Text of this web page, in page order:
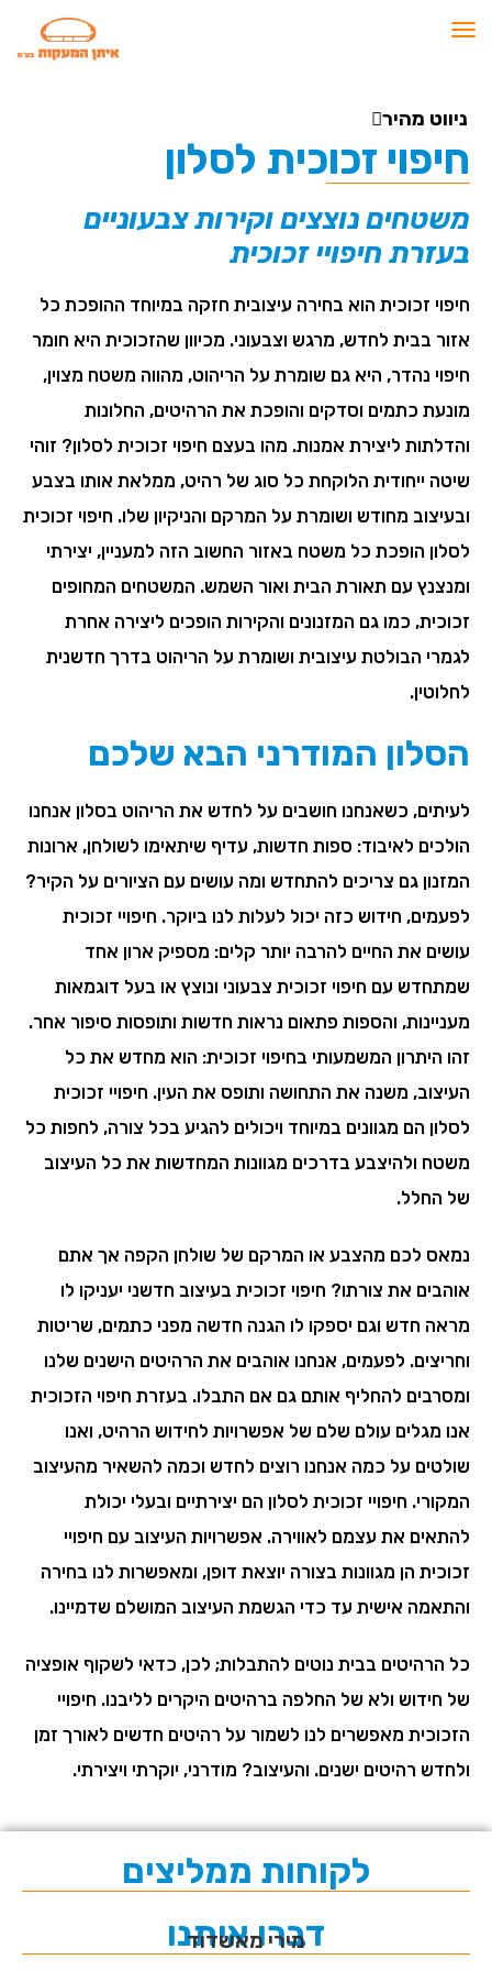
תפריט
ניווט מהיר
חיפוי זכוכית לסלון
משטחים נוצצים וקירות צבעוניים
בעזרת חיפויי זכוכית
חיפוי זכוכית הוא בחירה עיצובית חזקה במיוחד ההופכת כל
אזור בבית לחדש, מרגש וצבעוני. מכיוון שהזכוכית היא חומר
חיפוי נהדר, היא גם שומרת על הריהוט, מהווה משטח מצוין,
מונעת כתמים וסדקים והופכת את הרהיטים, החלונות
והדלתות ליצירת אמנות. מהו בעצם חיפוי זכוכית לסלון? זוהי
שיטה ייחודית הלוקחת כל סוג של רהיט, ממלאת אותו בצבע
ובעיצוב מחודש ושומרת על המרקם והניקיון שלו. חיפוי זכוכית
לסלון הופכת כל משטח באזור החשוב הזה למעניין, יצירתי
ומנצנץ עם תאורת הבית ואור השמש. המשטחים המחופים
זכוכית, כמו גם המזנונים והקירות הופכים ליצירה אחרת
לגמרי הבולטת עיצובית ושומרת על הריהוט בדרך חדשנית
לחלוטין.
הסלון המודרני הבא שלכם
לעיתים, כשאנחנו חושבים על לחדש את הריהוט בסלון אנחנו
הולכים לאיבוד: ספות חדשות, עדיף שיתאימו לשולחן, ארונות
המזנון גם צריכים להתחדש ומה עושים עם הציורים על הקיר?
לפעמים, חידוש כזה יכול לעלות לנו ביוקר. חיפויי זכוכית
עושים את החיים להרבה יותר קלים: מספיק ארון אחד
שמתחדש עם חיפוי זכוכית צבעוני ונוצץ או בעל דוגמאות
מעניינות, והספות פתאום נראות חדשות ותופסות סיפור אחר.
זהו היתרון המשמעותי בחיפוי זכוכית: הוא מחדש את כל
העיצוב, משנה את התחושה ותופס את העין. חיפויי זכוכית
לסלון הם מגוונים במיוחד ויכולים להגיע בכל צורה, לחפות כל
משטח ולהיצבע בדרכים מגוונות המחדשות את כל העיצוב
של החלל.
נמאס לכם מהצבע או המרקם של שולחן הקפה אך אתם
אוהבים את צורתו? חיפוי זכוכית בעיצוב חדשני יעניקו לו
מראה חדש וגם יספקו לו הגנה חדשה מפני כתמים, שריטות
וחריצים. לפעמים, אנחנו אוהבים את הרהיטים הישנים שלנו
ומסרבים להחליף אותם גם אם התבלו. בעזרת חיפוי הזכוכית
אנו מגלים עולם שלם של אפשרויות לחידוש הרהיט, ואנו
שולטים על כמה אנחנו רוצים לחדש וכמה להשאיר מהעיצוב
המקורי. חיפויי זכוכית לסלון הם יצירתיים ובעלי יכולת
להתאים את עצמם לאווירה. אפשרויות העיצוב עם חיפויי
זכוכית הן מגוונות בצורה יוצאת דופן, ומאפשרות לנו בחירה
והתאמה אישית עד כדי הגשמת העיצוב המושלם שדמיינו.
כל הרהיטים בבית נוטים להתבלות; לכן, כדאי לשקוף אופציה
של חידוש ולא של החלפה ברהיטים היקרים לליבנו. חיפויי
הזכוכית מאפשרים לנו לשמור על רהיטים חדשים לאורך זמן
ולחדש רהיטים ישנים. והעיצוב? מודרני, יוקרתי ויצירתי.
לקוחות ממליצים
דברו איתנו
אברהם מאשדוד